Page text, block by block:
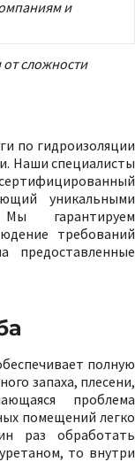
и
сложности
по гидроизоляции
Наши специалисты
уникальными
Мы гарантируем
требований
предоставленные
полную
запаха, плесени,
проблема
помещений легко
раз обработать
то внутри